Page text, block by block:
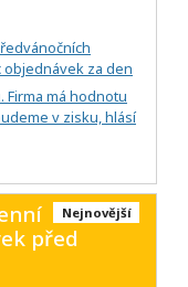
objednávek za den
Firma má hodnotu
v zisku, hlásí
Nejnovější
před